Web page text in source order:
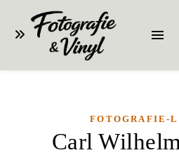
FOTOGRAFIE-
Carl